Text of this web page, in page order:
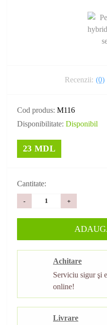
Recenzii: (0)
Cod produs: M116
Disponibilitate: Disponibil
23 MDL
Cantitate:
- +
Achitare
Serviciu sigur şi
online!
Livrare